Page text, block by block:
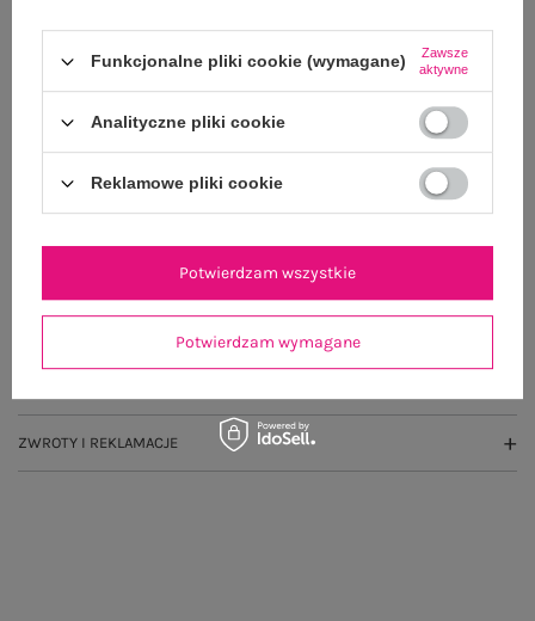
Wysyłka wponiedziałek
OPIS PRODUKTU
ZWROTY I REKLAMACJE
Funkcjonalne pliki cookie (wymagane)
Zawsze
aktywne
Analityczne pliki cookie
Reklamowe pliki cookie
Potwierdzam wymagane
Potwierdzam wszystkie